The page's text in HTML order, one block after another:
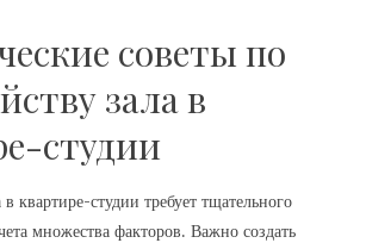
советы по
зала в
студии
квартире-студии требует тщательного
множества факторов. Важно создать